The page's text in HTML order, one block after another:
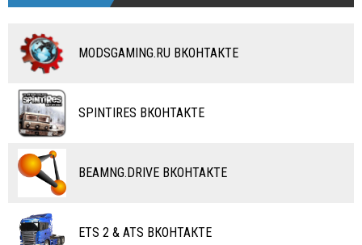
ПОЕЗДА
ВОДНЫЙ ТРАНСПОРТ
ВЕРТОЛЕТЫ
САМОЛЕТЫ
RC ТРАНСПОРТ
КАРТЫ
ДРУГИЕ МОДЫMODSGAMING.RU ВКОНТАКТЕ
SPINTIRES ВКОНТАКТЕ
BEAMNG.DRIVE ВКОНТАКТЕ
ETS 2 & ATS ВКОНТАКТЕ